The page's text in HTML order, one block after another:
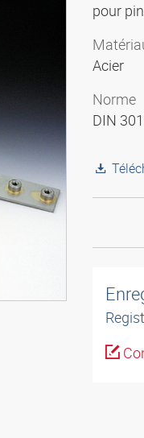
pour
Acier
Norme
DIN